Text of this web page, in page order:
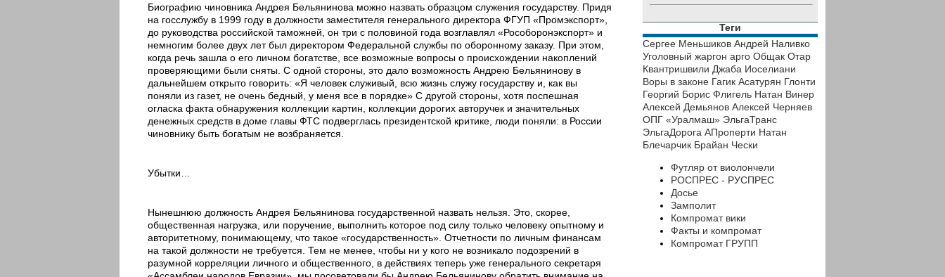
Биографию чиновника Андрея Бельянинова можно назвать образцом служения государству. Придя
на госслужбу в 1999 году в должности заместителя генерального директора ФГУП «Промэкспорт»,
до руководства российской таможней, он три с половиной года возглавлял «Рособоронэкспорт» и
немногим более двух лет был директором Федеральной службы по оборонному заказу. При этом,
когда речь зашла о его личном богатстве, все возможные вопросы о происхождении накоплений
проверяющими были сняты. С одной стороны, это дало возможность Андрею Бельянинову в
дальнейшем открыто говорить: «Я человек служивый, всю жизнь служу государству и, как вы
поняли из газет, не очень бедный, у меня все в порядке» С другой стороны, хотя поспешная
огласка факта обнаружения коллекции картин, коллекции дорогих авторучек и значительных
денежных средств в доме главы ФТС подверглась президентской критике, люди поняли: в России
чиновнику быть богатым не возбраняется.
Убытки…
Нынешнюю должность Андрея Бельянинова государственной назвать нельзя. Это, скорее,
общественная нагрузка, или поручение, выполнить которое под силу только человеку опытному и
авторитетному, понимающему, что такое «государственность». Отчетности по личным финансам
на такой должности не требуется. Тем не менее, чтобы ни у кого не возникало подозрений в
разумной корреляции личного и общественного, в действиях теперь уже генерального секретаря
Теги
Сергее Меньшиков Андрей Наливко
Уголовный жаргон арго Общак Отар
Квантришвили Джаба Иоселиани
Воры в законе Гагик Асатурян Глонти
Георгий Борис Флигель Натан Винер
Алексей Демьянов Алексей Черняев
ОПГ «Уралмаш» ЭльгаТранс
ЭльгаДорога АПроперти Натан
Блечарчик Брайан Чески
Футляр от виолончели
РОСПРЕС - РУСПРЕС
Досье
Замполит
Компромат вики
Факты и компромат
Компромат ГРУПП